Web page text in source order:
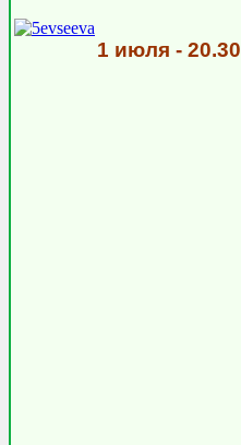
1 июля - 20.30